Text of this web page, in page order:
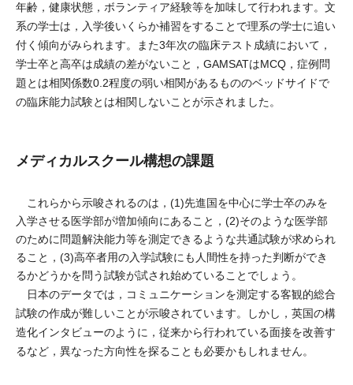
年齢，健康状態，ボランティア経験等を加味して行われます。文
系の学士は，入学後いくらか補習をすることで理系の学士に追い
付く傾向がみられます。また3年次の臨床テスト成績において，
学士卒と高卒は成績の差がないこと，GAMSATはMCQ，症例問
題とは相関係数0.2程度の弱い相関があるもののベッドサイドで
の臨床能力試験とは相関しないことが示されました。
メディカルスクール構想の課題
これらから示唆されるのは，(1)先進国を中心に学士卒のみを
入学させる医学部が増加傾向にあること，(2)そのような医学部
のために問題解決能力等を測定できるような共通試験が求められ
ること，(3)高卒者用の入学試験にも人間性を持った判断ができ
るかどうかを問う試験が試され始めていることでしょう。
日本のデータでは，コミュニケーションを測定する客観的総合
試験の作成が難しいことが示唆されています。しかし，英国の構
造化インタビューのように，従来から行われている面接を改善す
るなど，異なった方向性を探ることも必要かもしれません。